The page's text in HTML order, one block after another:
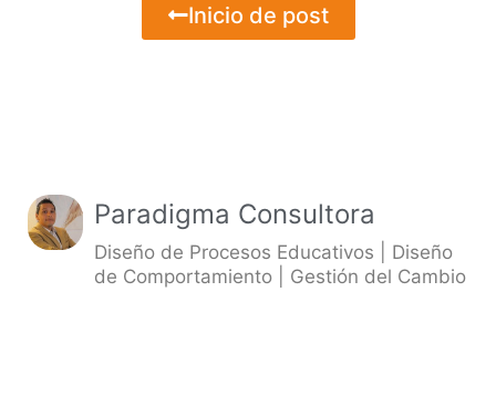
Inicio de post
Paradigma Consultora
Diseño de Procesos Educativos | Diseño
de Comportamiento | Gestión del Cambio